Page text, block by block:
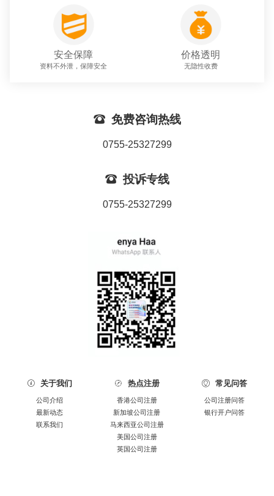
安全保障
资料不外泄，保障安全
价格透明
无隐性收费
 免费咨询热线
0755-25327299
 投诉专线
0755-25327299
 关于我们
公司介绍
最新动态
联系我们
 热点注册
香港公司注册
新加坡公司注册
马来西亚公司注册
美国公司注册
英国公司注册
 常见问答
公司注册问答
银行开户问答